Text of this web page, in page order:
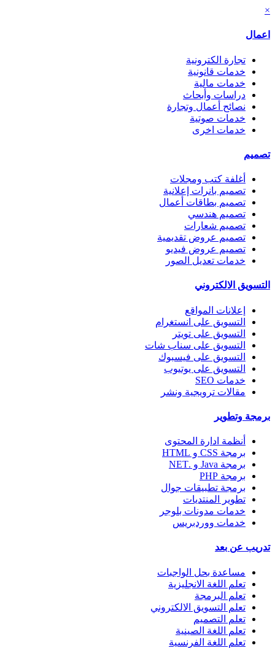
×
اعمال
تجارة الكترونية
خدمات قانونية
خدمات مالية
دراسات وأبحاث
نصائح أعمال وتجارة
خدمات صوتية
خدمات اخرى
تصميم
أغلفة كتب ومجلات
تصميم بانرات إعلانية
تصميم بطاقات أعمال
تصميم هندسي
تصميم شعارات
تصميم عروض تقديمية
تصميم عروض فيديو
خدمات تعديل الصور
التسويق الالكتروني
إعلانات المواقع
التسويق على انستغرام
التسويق على تويتر
التسويق على سناب شات
التسويق على فيسبوك
التسويق على يوتيوب
خدمات SEO
مقالات ترويجية ونشر
برمجة وتطوير
أنظمة ادارة المحتوى
برمجة CSS و HTML
برمجة Java و .NET
برمجة PHP
برمجة تطبيقات جوال
تطوير المنتديات
خدمات مدونات بلوجر
خدمات ووردبريس
تدريب عن بعد
مساعدة بحل الواجبات
تعلم اللغة الانجليزية
تعلم البرمجة
تعلم التسويق الالكتروني
تعلم التصميم
تعلم اللغة الصينية
تعلم اللغة الفرنسية